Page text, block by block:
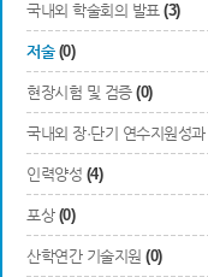
국내외 학술회의 발표 (3)
저술 (0)
현장시험 및 검증 (0)
국내외 장·단기 연수지원성과
인력양성 (4)
포상 (0)
산학연간 기술지원 (0)